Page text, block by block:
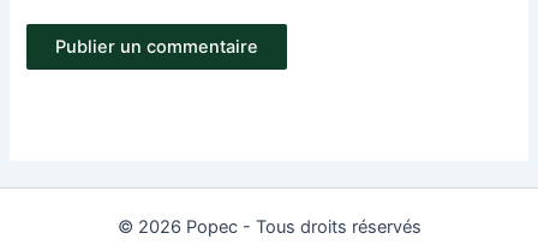
© 2026 Popec - Tous droits réservés